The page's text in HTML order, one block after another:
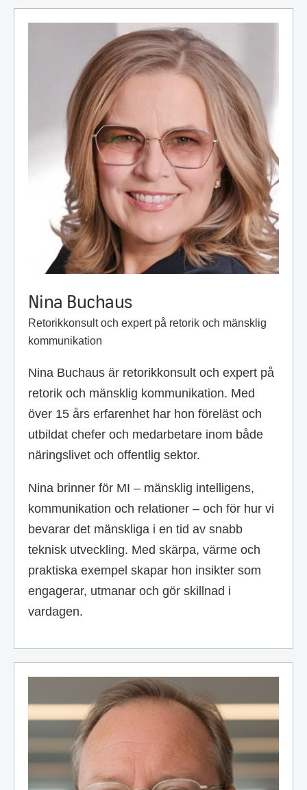
Nina Buchaus
Retorikkonsult och expert på retorik och mänsklig
kommunikation
Nina Buchaus är retorikkonsult och expert på
retorik och mänsklig kommunikation. Med
över 15 års erfarenhet har hon föreläst och
utbildat chefer och medarbetare inom både
näringslivet och offentlig sektor.
Nina brinner för MI – mänsklig intelligens,
kommunikation och relationer – och för hur vi
bevarar det mänskliga i en tid av snabb
teknisk utveckling. Med skärpa, värme och
praktiska exempel skapar hon insikter som
engagerar, utmanar och gör skillnad i
vardagen.